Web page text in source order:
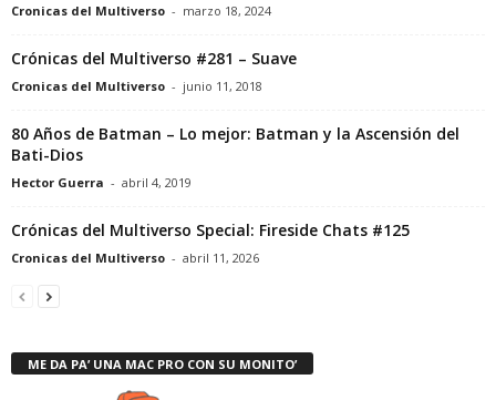
Cronicas del Multiverso - marzo 18, 2024
Crónicas del Multiverso #281 – Suave
Cronicas del Multiverso - junio 11, 2018
80 Años de Batman – Lo mejor: Batman y la Ascensión del
Bati-Dios
Hector Guerra - abril 4, 2019
Crónicas del Multiverso Special: Fireside Chats #125
Cronicas del Multiverso - abril 11, 2026
ME DA PA’ UNA MAC PRO CON SU MONITO’